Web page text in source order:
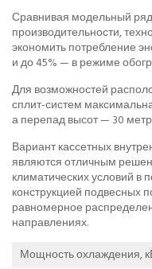
Сравнивая модельный
производительности,
экономить потребление
и до 45% — в режиме
Для возможностей
сплит-систем
а перепад высот — 30
Вариант кассетных
являются отличным
климатических условий
конструкцией подвесных
равномерное
направлениях.
Мощность охлаждения,